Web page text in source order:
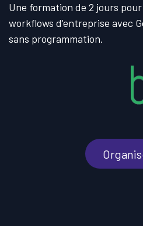
Une formation de 2 jours
workflows d'entreprise avec
sans programmation.